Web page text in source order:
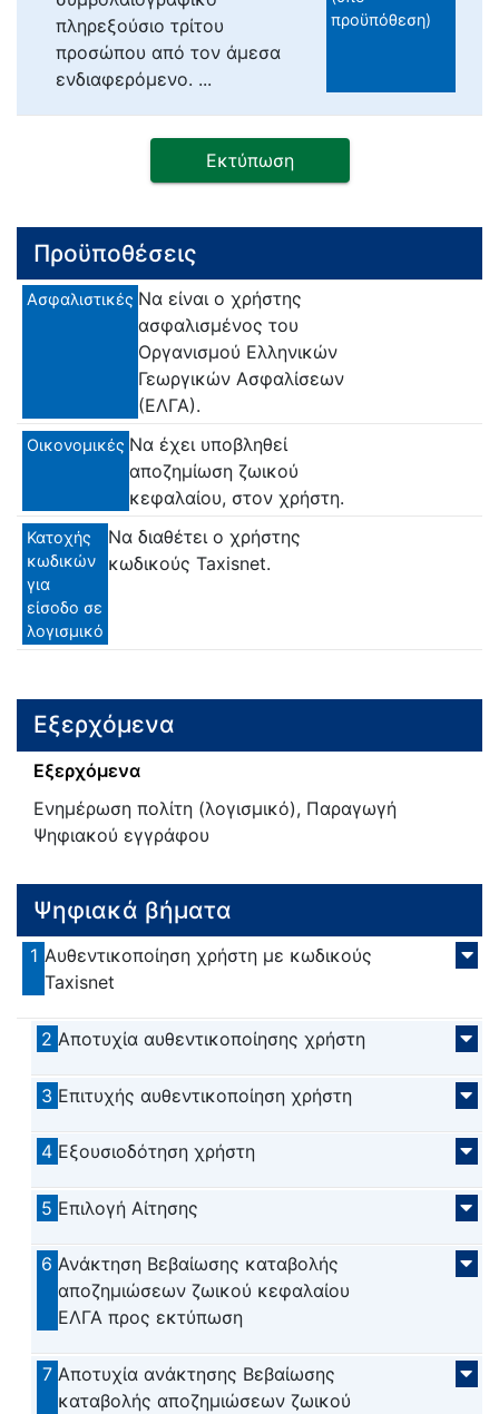
πληρεξούσιο τρίτου
προσώπου από τον άμεσα
ενδιαφερόμενο. ...
προϋπόθεση)
Εκτύπωση
Προϋποθέσεις
Ασφαλιστικές Να είναι ο χρήστης
ασφαλισμένος του
Οργανισμού Ελληνικών
Γεωργικών Ασφαλίσεων
(ΕΛΓΑ).
Οικονομικές Να έχει υποβληθεί
αποζημίωση ζωικού
κεφαλαίου, στον χρήστη.
Κατοχής
κωδικών
για
είσοδο σε
λογισμικό
Να διαθέτει ο χρήστης
κωδικούς Taxisnet.
Εξερχόμενα
Εξερχόμενα
Ενημέρωση πολίτη (λογισμικό), Παραγωγή
Ψηφιακού εγγράφου
Ψηφιακά βήματα
1 Αυθεντικοποίηση χρήστη με κωδικούς
Taxisnet
2 Αποτυχία αυθεντικοποίησης χρήστη
3 Επιτυχής αυθεντικοποίηση χρήστη
4 Εξουσιοδότηση χρήστη
5 Επιλογή Αίτησης
6 Ανάκτηση Βεβαίωσης καταβολής
αποζημιώσεων ζωικού κεφαλαίου
ΕΛΓΑ προς εκτύπωση
7 Αποτυχία ανάκτησης Βεβαίωσης
καταβολής αποζημιώσεων ζωικού